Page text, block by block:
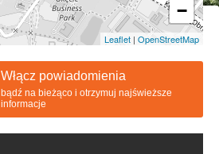
−
Leaflet | OpenStreetMap
Włącz powiadomienia
bądź na bieżąco i otrzymuj najświeższe
informacje